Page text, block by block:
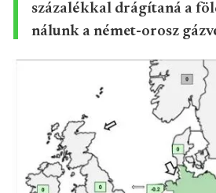
százalékkal drágítaná a
nálunk a német-orosz